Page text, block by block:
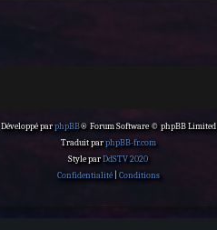
Développé parphpBB® Forum Software © phpBB Limited
Traduit parphpBB-fr.com
Style parDdSTV 2020
Confidentialité| Conditions